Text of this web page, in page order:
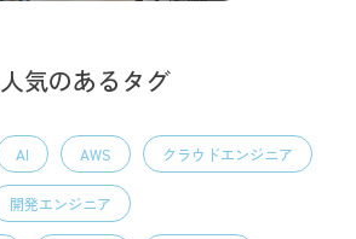
人気のあるタグ
AI AWS クラウドエンジニア
開発エンジニア